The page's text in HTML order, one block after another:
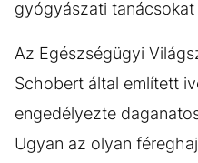
gyógyászati
Az Egészségügyi
Schobert által említett
engedélyezte
Ugyan az olyan